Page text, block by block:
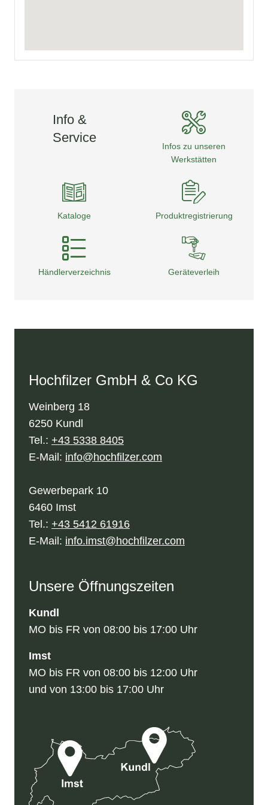
Info &
Service
Infos zu unseren
Werkstätten
Kataloge Produktregistrierung
Händlerverzeichnis Geräteverleih
Hochfilzer GmbH & Co KG
Weinberg 18
6250 Kundl
Tel.: +43 5338 8405
E-Mail: info@hochfilzer.com
Gewerbepark 10
6460 Imst
Tel.: +43 5412 61916
E-Mail: info.imst@hochfilzer.com
Unsere Öffnungszeiten
Kundl
MO bis FR von 08:00 bis 17:00 Uhr
Imst
MO bis FR von 08:00 bis 12:00 Uhr
und von 13:00 bis 17:00 Uhr